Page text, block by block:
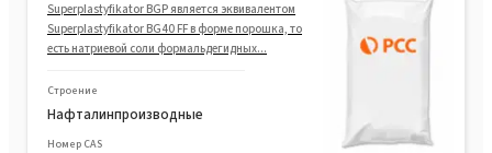
Superplastyfikator BGP является эквивалентом
Superplastyfikator BG40 FF в форме порошка, то
есть натриевой соли формальдегидных...
Строение
Нафталинпроизводные
Номер CAS